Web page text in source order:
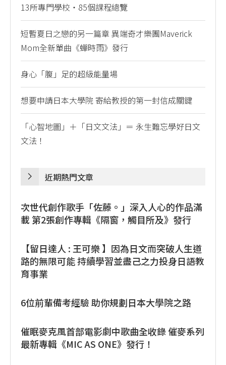
13所專門學校・85個課程總覽
短暫夏日之戀的另一篇章 異端奇才樂團Maverick
Mom全新單曲《蟬時雨》發行
身心「腹」足的超級能量場
想要申請日本大學院 寄給教授的第一封信成關鍵
「心智地圖」＋「日文文法」＝ 永生難忘學好日文
文法！
近期熱門文章
次世代創作歌手「佐藤。」深入人心的作品滿
載 第2張創作專輯《隔窗，觸目所及》發行
【留日達人 : 王可樂 】因為日文而突破人生道
路的無限可能 持續學習並盡己之力投身日語教
育事業
6位前輩備考經驗 助你規劃日本大學院之路
催眠麥克風首部電影劇中歌曲全收錄 催麥系列
最新專輯《MIC AS ONE》發行！